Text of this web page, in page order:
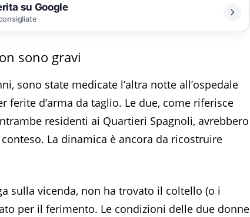
su Google
sono gravi
sono state medicate l’altra notte all’ospedale
ferite d’arma da taglio. Le due, come riferisce
residenti ai Quartieri Spagnoli, avrebbero
La dinamica è ancora da ricostruire
sulla vicenda, non ha trovato il coltello (o i
per il ferimento. Le condizioni delle due donne